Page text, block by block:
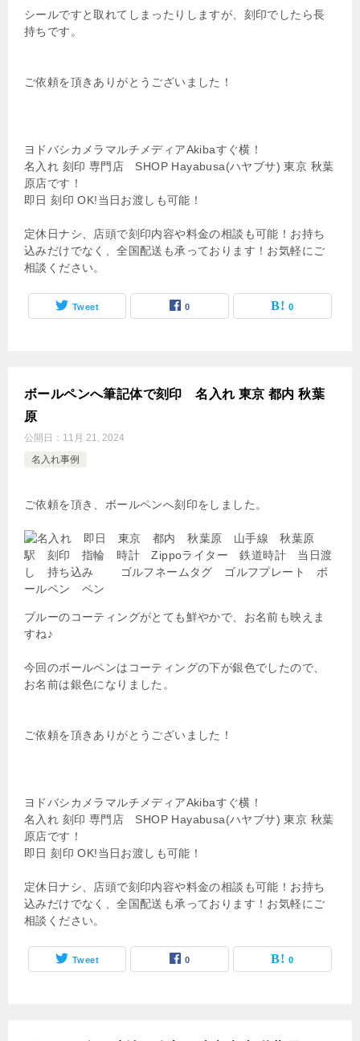
シールですと取れてしまったりしますが、刻印でしたら長
持ちです。
ご依頼を頂きありがとうございました！
ヨドバシカメラマルチメディアAkibaすぐ横！
名入れ 刻印 専門店 SHOP Hayabusa(ハヤブサ) 東京 秋葉
原店です！
即日 刻印 OK!当日お渡しも可能！
定休日ナシ、店頭で刻印内容や料金の相談も可能！お持ち
込みだけでなく、全国配送も承っております！お気軽にご
相談ください。
Tweet 0 0
ボールペンへ筆記体で刻印 名入れ 東京 都内 秋葉
原
公開日： 11月 21, 2024
名入れ事例
ご依頼を頂き、ボールペンへ刻印をしました。
ブルーのコーティングがとても鮮やかで、お名前も映えま
すね♪
今回のボールペンはコーティングの下が銀色でしたので、
お名前は銀色になりました。
ご依頼を頂きありがとうございました！
ヨドバシカメラマルチメディアAkibaすぐ横！
名入れ 刻印 専門店 SHOP Hayabusa(ハヤブサ) 東京 秋葉
原店です！
即日 刻印 OK!当日お渡しも可能！
定休日ナシ、店頭で刻印内容や料金の相談も可能！お持ち
込みだけでなく、全国配送も承っております！お気軽にご
相談ください。
Tweet 0 0